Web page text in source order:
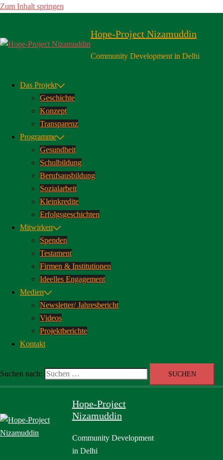
Zum Inhalt springen
Hope-Project Nizamuddin
Community Development in Delhi
Das Projekt
Geschichte
Konzept
Transparenz
Programme
Gesundheit
Schulbildung
Berufsausbildung
Sozialarbeit
Kleinkredite
Erfolgsgeschichten
Mitwirken
Spenden
Testament
Firmen & Institutionen
Ideelles Engagement
Medien
Newsletter/ Jahresbericht
Videos
Projektberichte
Kontakt
Suchen nach:
Hope-Project
Nizamuddin
Community Development
in Delhi